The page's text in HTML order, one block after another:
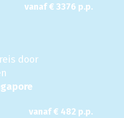
vanaf € 3376 p.p.
door
vanaf € 482 p.p.